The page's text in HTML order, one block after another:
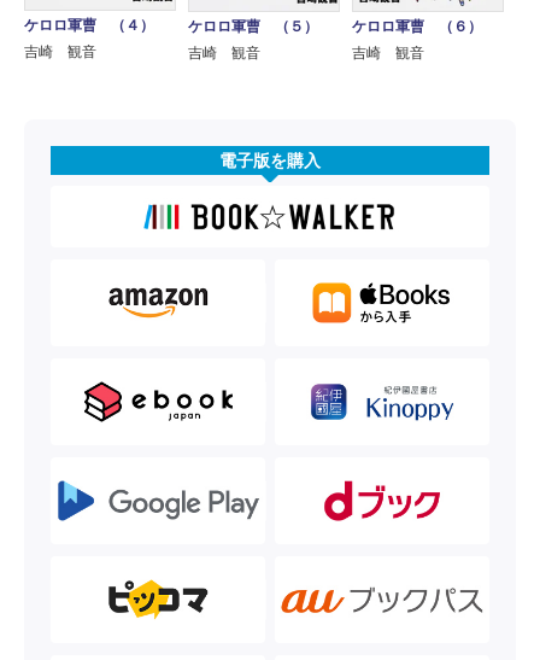
ケロロ軍曹 （４）
吉崎 観音
ケロロ軍曹 （５）
吉崎 観音
ケロロ軍曹 （６）
吉崎 観音
電子版を購入